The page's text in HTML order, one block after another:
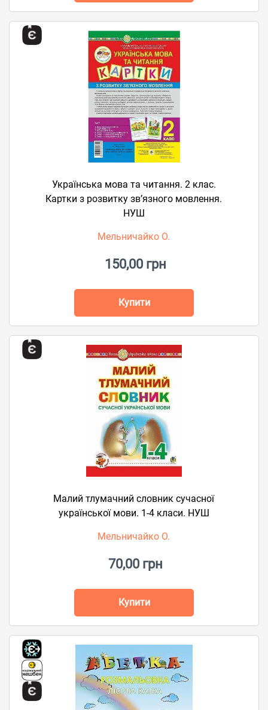
Українська мова та читання. 2 клас.
Картки з розвитку зв’язного мовлення.
НУШ
Мельничайко О.
150,00 грн
Купити
Малий тлумачний словник сучасної
української мови. 1-4 класи. НУШ
Мельничайко О.
70,00 грн
Купити